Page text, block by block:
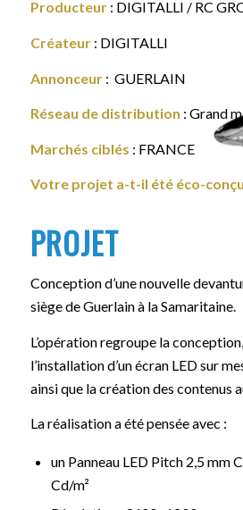
Producteur: DIGITALLI / RC
Créateur: DIGITALLI
Annonceur: GUERLAIN
Réseau de distribution : Grand
Marchés ciblés : FRANCE
Votre projet a-t-il été éco-conçu
PROJET
Conception d’une nouvelle
siège de Guerlain à la Samaritaine.
L’opération regroupe la
l’installation d’un écran LED sur
ainsi que la création des contenus
La réalisation a été pensée avec :
un Panneau LED Pitch 2,5 mm
Cd/m²